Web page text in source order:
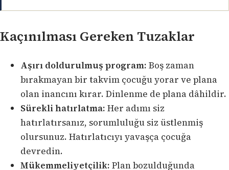
Kaçınılması Gereken Tuzaklar
Aşırı doldurulmuş program: Boş zaman
bırakmayan bir takvim çocuğu yorar ve plana
olan inancını kırar. Dinlenme de plana dâhildir.
Sürekli hatırlatma: Her adımı siz
hatırlatırsanız, sorumluluğu siz üstlenmiş
olursunuz. Hatırlatıcıyı yavaşça çocuğa
devredin.
Mükemmeliyetçilik: Plan bozulduğunda